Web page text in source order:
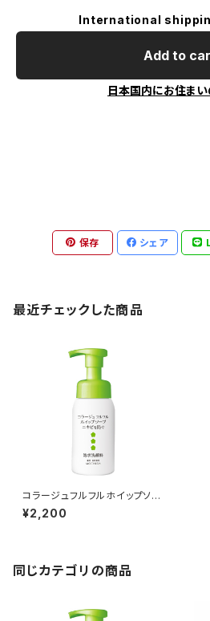
International
Add to
日本国内にお住ま
保存 シェア
最近チェックした商品
コラージュフルフルホイップソー
プ 300mL（つめかえ用）
¥2,200
同じカテゴリの商品